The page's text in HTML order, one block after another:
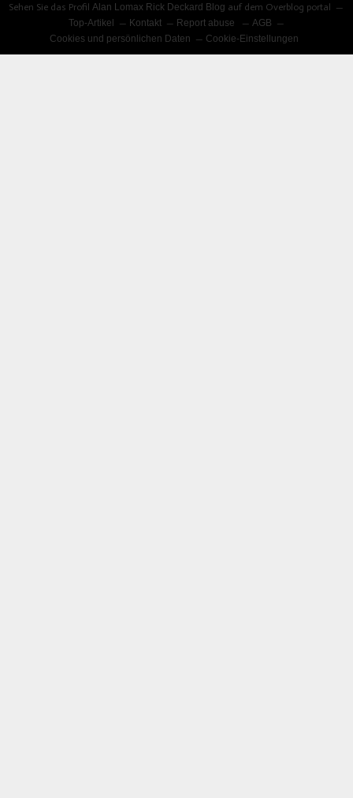
Sehen Sie das ProfilAlan Lomax Rick Deckard Blog auf dem Overblog portal
Top-Artikel
Kontakt Report abuse
AGB
Cookies und persönlichen Daten
Cookie-Einstellungen